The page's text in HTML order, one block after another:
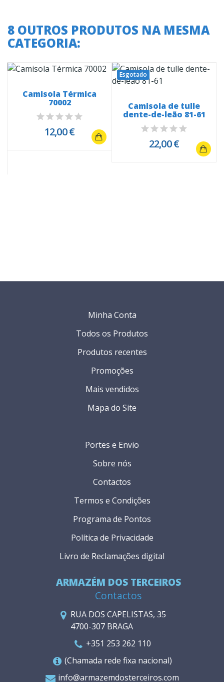
8 OUTROS PRODUTOS NA MESMA
CATEGORIA:
Camisola Térmica
70002
12,00 €
Esgotado
Camisola de tulle
dente-de-leão 81-61
22,00 €
ARMAZÉM DOS TERCEIROS
Contactos
RUA DOS CAPELISTAS, 35
4700-307 BRAGA
+351 253 262 110
(Chamada rede fixa nacional)
info@armazemdosterceiros.com
Portes e Envio
Sobre nós
Contactos
Termos e Condições
Programa de Pontos
Política de Privacidade
Livro de Reclamações digital
Minha Conta
Todos os Produtos
Produtos recentes
Promoções
Mais vendidos
Mapa do Site